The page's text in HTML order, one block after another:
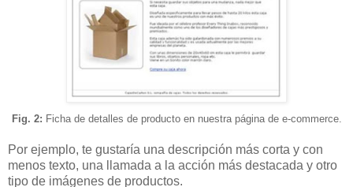
Fig. 2: Ficha de detalles de producto en nuestra página de e-commerce.
Por ejemplo, te gustaría una descripción más corta y con
menos texto, una llamada a la acción más destacada y otro
tipo de imágenes de productos.